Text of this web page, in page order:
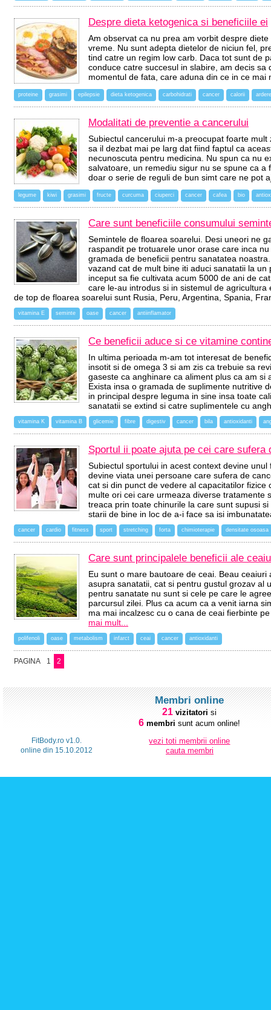
Despre dieta ketogenica si beneficiile ei
Am observat ca nu prea am vorbit despre
vreme. Nu sunt adepta dietelor de niciun fel,
tind catre un regim low carb. Daca tot sunt de
conduce catre succesul in slabire, am decis sa
momentul de fata, care aduna din ce in ce
proteine grasimi epilepsie dieta ketogenica carbohidrati cancer calorii
Modalitati de preventie a cancerului
Subiectul cancerului m-a preocupat foarte
sa il dezbat mai pe larg dat fiind faptul ca
necunoscuta pentru medicina. Nu spun ca nu
salvatoare, un remediu sigur nu se spune ca
doar o serie de reguli de bun simt care ne pot
legume kiwi grasimi fructe curcuma ciuperci cancer cafea bio
Care sunt beneficiile consumului
Semintele de floarea soarelui. Desi uneori ne
raspandit pe trotuarele unor orase care inca
gramada de beneficii pentru sanatatea
vazand cat de mult bine iti aduci sanatatii la
inceput sa fie cultivata acum 5000 de ani de
care le-au introdus si in sistemul de
de top de floarea soarelui sunt Rusia, Peru, Argentina, Spania,
vitamina E seminte oase cancer antiinflamator
Ce beneficii aduce si ce vitamine
In ultima perioada m-am tot interesat de
insotit si de omega 3 si am zis ca trebuie sa
gaseste ca anghinare ca aliment plus ca am
Exista insa o gramada de suplimente nutritive
in principal despre leguma in sine insa toate
sanatatii se extind si catre suplimentele cu
vitamina K vitamina B glicemie fibre digestiv cancer bila antioxidanti
Sportul ii poate ajuta pe cei care sufera
Subiectul sportului in acest context devine
devine viata unei persoane care sufera de
cat si din punct de vedere al capacitatilor
multe ori cei care urmeaza diverse tratamente
treaca prin toate chinurile la care sunt supusi
starii de bine in loc de a-i face sa isi
cancer cardio fitness sport stretching forta chimioterapie densitate osoasa
Care sunt principalele beneficii ale
Eu sunt o mare bautoare de ceai. Beau
asupra sanatatii, cat si pentru gustul grozav al
pentru sanatate nu sunt si cele pe care le
parcursul zilei. Plus ca acum ca a venit iarna
ma mai incalzesc cu o cana de ceai fierbinte
mai mult...
polifenoli oase metabolism infarct ceai cancer antioxidanti
PAGINA 1 2
FitBody.ro v1.0.
online din 15.10.2012
Membri online
21 vizitatori si
6 membri sunt acum online!
vezi toti membrii online
cauta membri